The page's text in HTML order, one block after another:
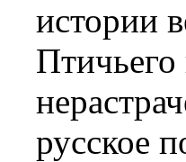
истории
Птичьего
русское